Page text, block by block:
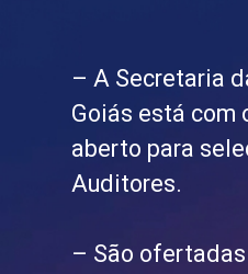
– A Secretaria
Goiás está com
aberto para
Auditores.
– São ofertadas